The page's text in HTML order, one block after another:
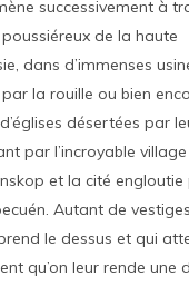
successivement à
de la haute
dans d’immenses
la rouille ou bien
désertées par
par l’incroyable
et la cité engloutie
Autant de
le dessus et qui
qu’on leur rende une